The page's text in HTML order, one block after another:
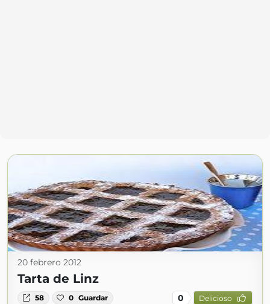
20 febrero 2012
Tarta de Linz
58 0 Guardar 0 Delicioso